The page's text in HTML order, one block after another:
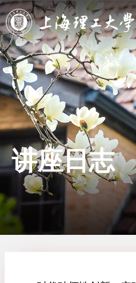
讲座日志